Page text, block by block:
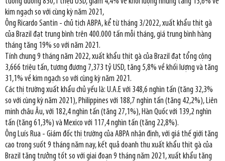
kim ngạch so với cùng kỳ năm 2021,
Ông Ricardo Santin - chủ tịch ABPA, kể từ tháng 3/2022, xuất khẩu thịt gà
của Brazil đạt trung bình trên 400.000 tấn mỗi tháng, giá trung bình hàng
tháng tăng 19% so với năm 2021.
Tính chung 9 tháng năm 2022, xuất khẩu thịt gà của Brazil đạt tổng cộng
3,666 triệu tấn, tương đương 7,373 tỷ USD, tăng 5,8% về khối lượng và tăng
31,1% về kim ngạch so với cùng kỳ năm 2021.
Các thị trường xuất khẩu chủ yếu là: U.A.E với 348,6 nghìn tấn (tăng 32,3%
so với cùng kỳ năm 2021), Philippines với 188,7 nghìn tấn (tăng 42,2%), Liên
minh châu Âu, với 182,4 nghìn tấn (tăng 27,1%), Hàn Quốc với 139,2 nghìn
tấn (tăng 61,3%) và Mexico với 117,4 nghìn tấn (tăng 22,8%).
Ông Luís Rua - Giám đốc thị trường của ABPA nhận định, với giá thế giới tăng
cao trong suốt 9 tháng năm nay, kết quả doanh thu xuất khẩu thịt gà của
Brazil tăng trưởng tốt so với giai đoạn 9 tháng năm 2021, xuất khẩu tăng